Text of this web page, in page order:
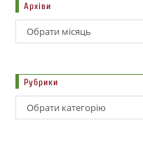
Архіви
Обрати місяць
Рубрики
Обрати категорію